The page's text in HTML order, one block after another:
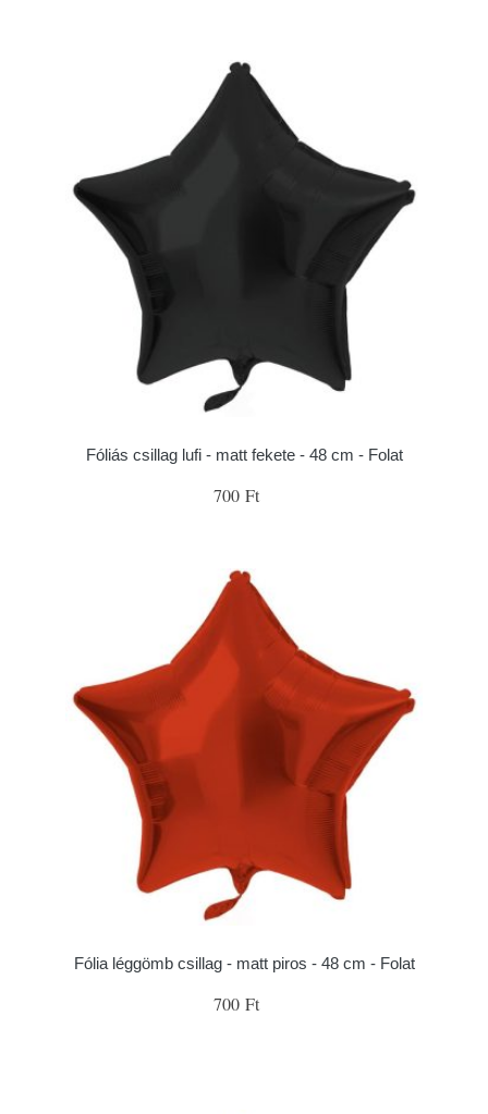
Fóliás csillag lufi - matt fekete - 48 cm - Folat
700 Ft
Fólia léggömb csillag - matt piros - 48 cm - Folat
700 Ft